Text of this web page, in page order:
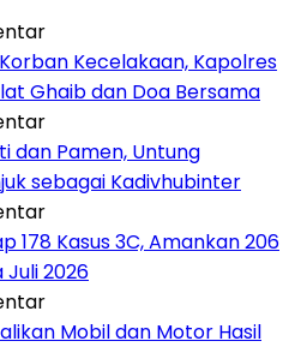
Kecelakaan, Kapolres
Ghaib dan Doa Bersama
dan Pamen, Untung
sebagai Kadivhubinter
178 Kasus 3C, Amankan 206
Juli 2026
Mobil dan Motor Hasil